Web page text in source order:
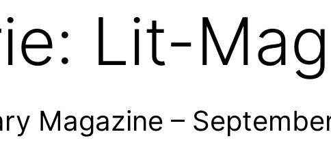
Lit-
Magazine –